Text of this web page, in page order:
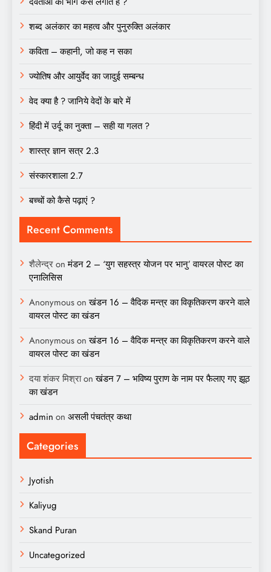
शब्द अलंकार का महत्व और पुनुरुक्ति अलंकार
कविता – कहानी, जो कह न सका
ज्योतिष और आयुर्वेद का जादुई सम्बन्ध
वेद क्या है ? जानिये वेदों के बारे में
हिंदी में उर्दू का नुक्ता – सही या गलत ?
शास्त्र ज्ञान सत्र 2.3
संस्कारशाला 2.7
बच्चों को कैसे पढ़ाएं ?
Recent Comments
शैलेन्द्रonमंडन 2 – ‘युग सहस्त्र योजन पर भानु’ वायरल पोस्ट का
एनालिसिस
Anonymousonखंडन 16 – वैदिक मन्त्र का विकृतिकरण करने वाले
वायरल पोस्ट का खंडन
Anonymousonखंडन 16 – वैदिक मन्त्र का विकृतिकरण करने वाले
वायरल पोस्ट का खंडन
दया शंकर मिश्राonखंडन 7 – भविष्य पुराण के नाम पर फैलाए गए झूठ
का खंडन
admin on असली पंचतंत्र कथा
Categories
Jyotish
Kaliyug
Skand Puran
Uncategorized